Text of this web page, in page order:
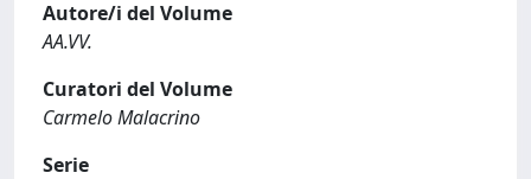
Autore/i del Volume
AA.VV.
Curatori del Volume
Carmelo Malacrino
Serie